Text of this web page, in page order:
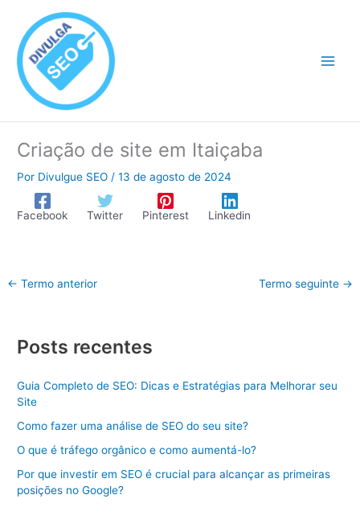
conteúdo
Criação de site em Itaiçaba
Por Divulgue SEO /13 de agosto de 2024
Facebook Twitter Pinterest Linkedin
← Termo anterior Termo seguinte →
Posts recentes
Guia Completo de SEO: Dicas e Estratégias para Melhorar seu
Site
Como fazer uma análise de SEO do seu site?
O que é tráfego orgânico e como aumentá-lo?
Por que investir em SEO é crucial para alcançar as primeiras
posições no Google?